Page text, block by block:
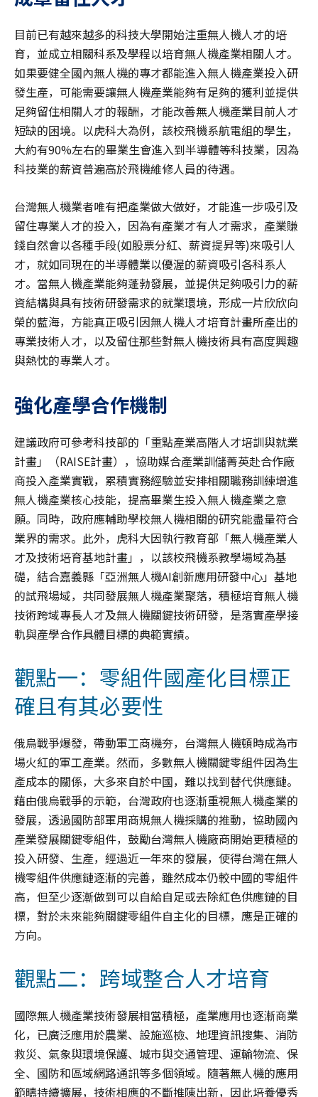
目前已有越來越多的科技大學開始注重無人機人才的培
育，並成立相關科系及學程以培育無人機產業相關人才。
如果要健全國內無人機的專才都能進入無人機產業投入研
發生產，可能需要讓無人機產業能夠有足夠的獲利並提供
足夠留住相關人才的報酬，才能改善無人機產業目前人才
短缺的困境。以虎科大為例，該校飛機系航電組的學生，
大約有90%左右的畢業生會進入到半導體等科技業，因為
科技業的薪資普遍高於飛機維修人員的待遇。
台灣無人機業者唯有把產業做大做好，才能進一步吸引及
留住專業人才的投入，因為有產業才有人才需求，產業賺
錢自然會以各種手段(如股票分紅、薪資提昇等)來吸引人
才，就如同現在的半導體業以優渥的薪資吸引各科系人
才。當無人機產業能夠蓬勃發展，並提供足夠吸引力的薪
資結構與具有技術研發需求的就業環境，形成一片欣欣向
榮的藍海，方能真正吸引因無人機人才培育計畫所產出的
專業技術人才，以及留住那些對無人機技術具有高度興趣
與熱忱的專業人才。
強化產學合作機制
建議政府可參考科技部的「重點產業高階人才培訓與就業
計畫」（RAISE計畫），協助媒合產業訓儲菁英赴合作廠
商投入產業實戰，累積實務經驗並安排相關職務訓練增進
無人機產業核心技能，提高畢業生投入無人機產業之意
願。同時，政府應輔助學校無人機相關的研究能盡量符合
業界的需求。此外，虎科大因執行教育部「無人機產業人
才及技術培育基地計畫」，以該校飛機系教學場域為基
礎，結合嘉義縣「亞洲無人機AI創新應用研發中心」基地
的試飛場域，共同發展無人機產業聚落，積極培育無人機
技術跨域專長人才及無人機關鍵技術研發，是落實產學接
軌與產學合作具體目標的典範實績。
觀點一：零組件國產化目標正
確且有其必要性
俄烏戰爭爆發，帶動軍工商機夯，台灣無人機頓時成為市
場火紅的軍工產業。然而，多數無人機關鍵零組件因為生
產成本的關係，大多來自於中國，難以找到替代供應鏈。
藉由俄烏戰爭的示範，台灣政府也逐漸重視無人機產業的
發展，透過國防部軍用商規無人機採購的推動，協助國內
產業發展關鍵零組件，鼓勵台灣無人機廠商開始更積極的
投入研發、生產，經過近一年來的發展，使得台灣在無人
機零組件供應鏈逐漸的完善，雖然成本仍較中國的零組件
高，但至少逐漸做到可以自給自足或去除紅色供應鏈的目
標，對於未來能夠關鍵零組件自主化的目標，應是正確的
方向。
觀點二：跨域整合人才培育
國際無人機產業技術發展相當積極，產業應用也逐漸商業
化，已廣泛應用於農業、設施巡檢、地理資訊搜集、消防
救災、氣象與環境保護、城市與交通管理、運輸物流、保
全、國防和區域網路通訊等多個領域。隨著無人機的應用
範疇持續擴展，技術相應的不斷推陳出新，因此培養優秀